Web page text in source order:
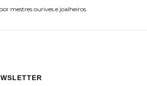
mestres ourives e joalheiros.